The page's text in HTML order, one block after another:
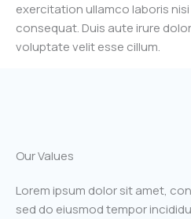
exercitation ullamco laboris
consequat. Duis aute irure
voluptate velit esse cillum.
Our Values
Lorem ipsum dolor sit amet,
sed do eiusmod tempor